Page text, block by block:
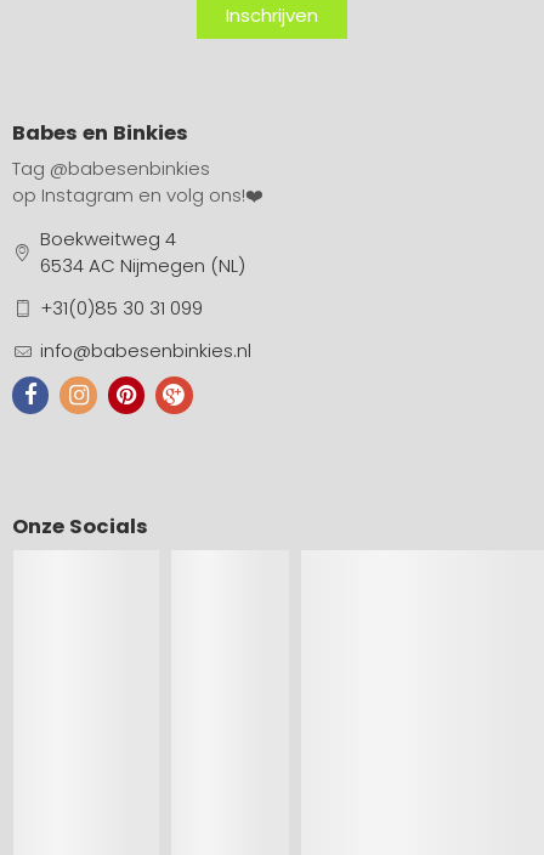
Inschrijven
Babes en Binkies
Tag @babesenbinkies
op Instagram en volg ons!❤️
Boekweitweg 4
6534 AC Nijmegen (NL)
+31(0)85 30 31 099
info@babesenbinkies.nl
Onze Socials